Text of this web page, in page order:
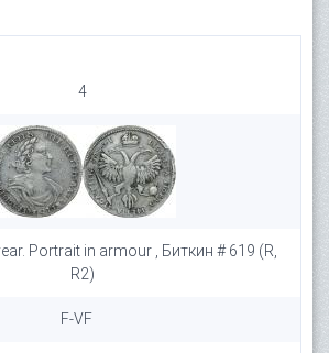
4
Portrait in armour , Биткин # 619 (R,
R2)
F-VF